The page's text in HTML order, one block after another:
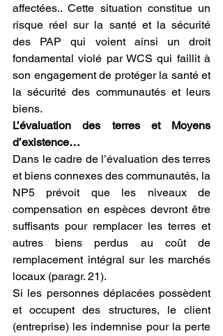
affectées.. Cette situation constitue un
risque réel sur la santé et la sécurité
des PAP qui voient ainsi un droit
fondamental violé par WCS qui faillit à
son engagement de protéger la santé et
la sécurité des communautés et leurs
biens.
L’évaluation des terres et Moyens
d’existence…
Dans le cadre de l’évaluation des terres
et biens connexes des communautés, la
NP5 prévoit que les niveaux de
compensation en espèces devront être
suffisants pour remplacer les terres et
autres biens perdus au coût de
remplacement intégral sur les marchés
locaux (paragr. 21).
Si les personnes déplacées possèdent
et occupent des structures, le client
(entreprise) les indemnise pour la perte